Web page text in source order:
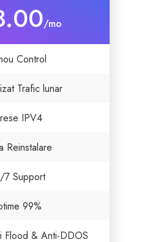
/mo
Control
Trafic lunar
IPV4
Reinstalare
Support
99%
Flood & Anti-DDOS